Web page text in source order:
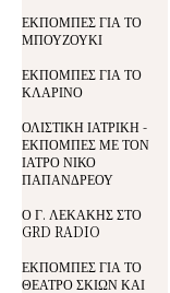
ΕΚΠΟΜΠΕΣ ΓΙΑ ΤΟ
ΜΠΟΥΖΟΥΚΙ
ΕΚΠΟΜΠΕΣ ΓΙΑ ΤΟ
ΚΛΑΡΙΝΟ
ΟΛΙΣΤΙΚΗ ΙΑΤΡΙΚΗ -
ΕΚΠΟΜΠΕΣ ΜΕ ΤΟΝ
ΙΑΤΡΟ ΝΙΚΟ
ΠΑΠΑΝΔΡΕΟΥ
Ο Γ. ΛΕΚΑΚΗΣ ΣΤΟ
GRD RADIO
ΕΚΠΟΜΠΕΣ ΓΙΑ ΤΟ
ΘΕΑΤΡΟ ΣΚΙΩΝ ΚΑΙ